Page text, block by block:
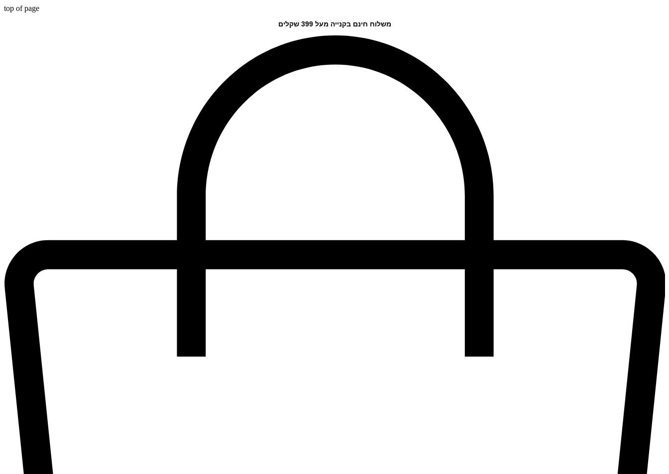
top of page
משלוח חינם בקנייה מעל 399 שקלים